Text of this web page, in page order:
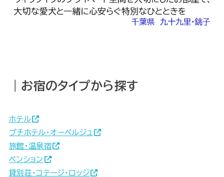
｜お宿のタイプから探す
ホテル
プチホテル・オーベルジュ
旅館・温泉宿
ペンション
貸別荘・コテージ・ロッジ